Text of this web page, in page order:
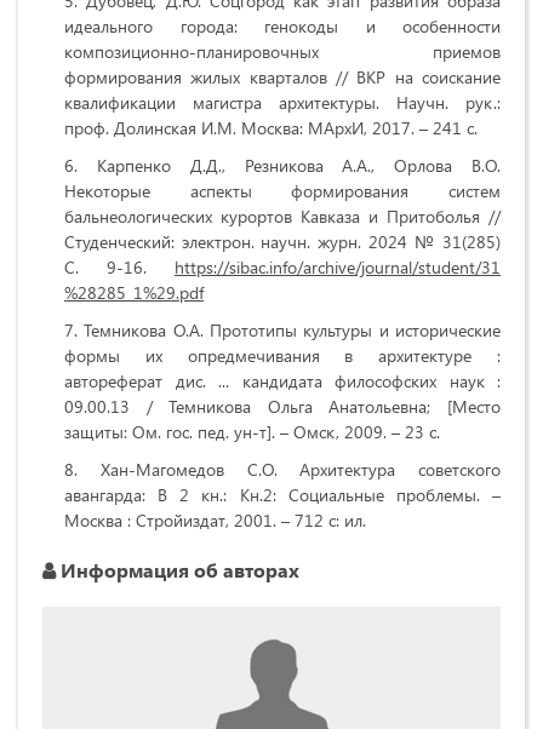
идеального города: генокоды и особенности
композиционно-планировочных приемов
формирования жилых кварталов // ВКР на соискание
квалификации магистра архитектуры. Научн. рук.:
проф. Долинская И.М. Москва: МАрхИ, 2017. – 241 с.
Карпенко Д.Д., Резникова А.А., Орлова В.О.
Некоторые аспекты формирования систем
бальнеологических курортов Кавказа и Притоболья //
Студенческий: электрон. научн. журн. 2024 № 31(285)
С. 9-16. https://sibac.info/archive/journal/student/31
%28285_1%29.pdf
Темникова О.А. Прототипы культуры и исторические
формы их опредмечивания в архитектуре :
автореферат дис. ... кандидата философских наук :
09.00.13 / Темникова Ольга Анатольевна; [Место
защиты: Ом. гос. пед. ун-т]. – Омск, 2009. – 23 с.
Хан-Магомедов С.О. Архитектура советского
авангарда: В 2 кн.: Кн.2: Социальные проблемы. –
Москва : Стройиздат, 2001. – 712 с: ил.
Информация об авторах